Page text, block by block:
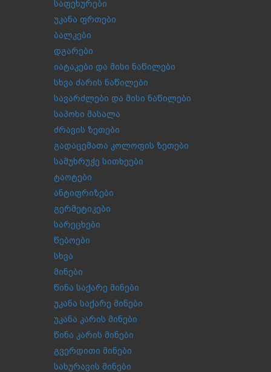
საფეხურები
უკანა ფრთები
ბალკები
დგარები
იატაკები და მისი ნაწილები
სხვა ძარის ნაწილები
სავარძლები და მისი ნაწილები
საპოხი მასალა
ძრავის ზეთები
გადაცემათა კოლოფის ზეთები
სამუხრუჭე სითხეები
ტაოტები
ანტიფრიზები
გერმეტიკები
სარეცხები
წებოები
სხვა
მინები
წინა საქარე მინები
უკანა საქარე მინები
უკანა კარის მინები
წინა კარის მინები
გვერდითი მინები
სახურავის მინები